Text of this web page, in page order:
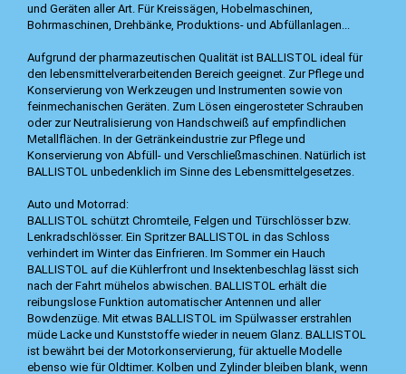
und Geräten aller Art. Für Kreissägen, Hobelmaschinen,
Bohrmaschinen, Drehbänke, Produktions- und Abfüllanlagen...
Aufgrund der pharmazeutischen Qualität ist BALLISTOL ideal für
den lebensmittelverarbeitenden Bereich geeignet. Zur Pflege und
Konservierung von Werkzeugen und Instrumenten sowie von
feinmechanischen Geräten. Zum Lösen eingerosteter Schrauben
oder zur Neutralisierung von Handschweiß auf empfindlichen
Metallflächen. In der Getränkeindustrie zur Pflege und
Konservierung von Abfüll- und Verschließmaschinen. Natürlich ist
BALLISTOL unbedenklich im Sinne des Lebensmittelgesetzes.
Auto und Motorrad:
BALLISTOL schützt Chromteile, Felgen und Türschlösser bzw.
Lenkradschlösser. Ein Spritzer BALLISTOL in das Schloss
verhindert im Winter das Einfrieren. Im Sommer ein Hauch
BALLISTOL auf die Kühlerfront und Insektenbeschlag lässt sich
nach der Fahrt mühelos abwischen. BALLISTOL erhält die
reibungslose Funktion automatischer Antennen und aller
Bowdenzüge. Mit etwas BALLISTOL im Spülwasser erstrahlen
müde Lacke und Kunststoffe wieder in neuem Glanz. BALLISTOL
ist bewährt bei der Motorkonservierung, für aktuelle Modelle
ebenso wie für Oldtimer. Kolben und Zylinder bleiben blank, wenn